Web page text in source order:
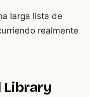
larga lista de
realmente
Library